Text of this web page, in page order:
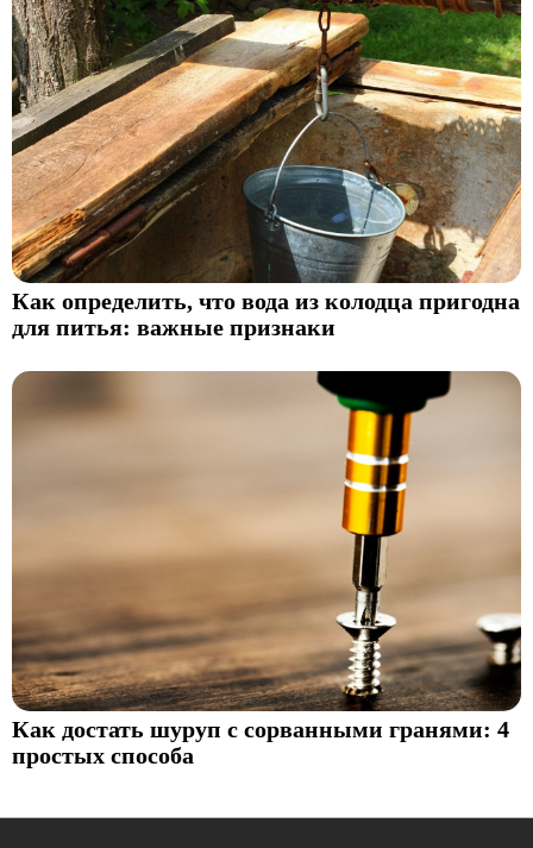
Как определить, что вода из колодца пригодна
для питья: важные признаки
Как достать шуруп с сорванными гранями: 4
простых способа